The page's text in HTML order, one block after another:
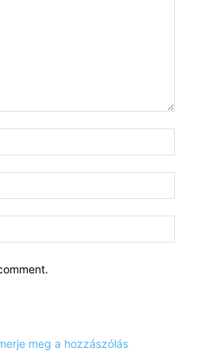
meg a hozzászólás